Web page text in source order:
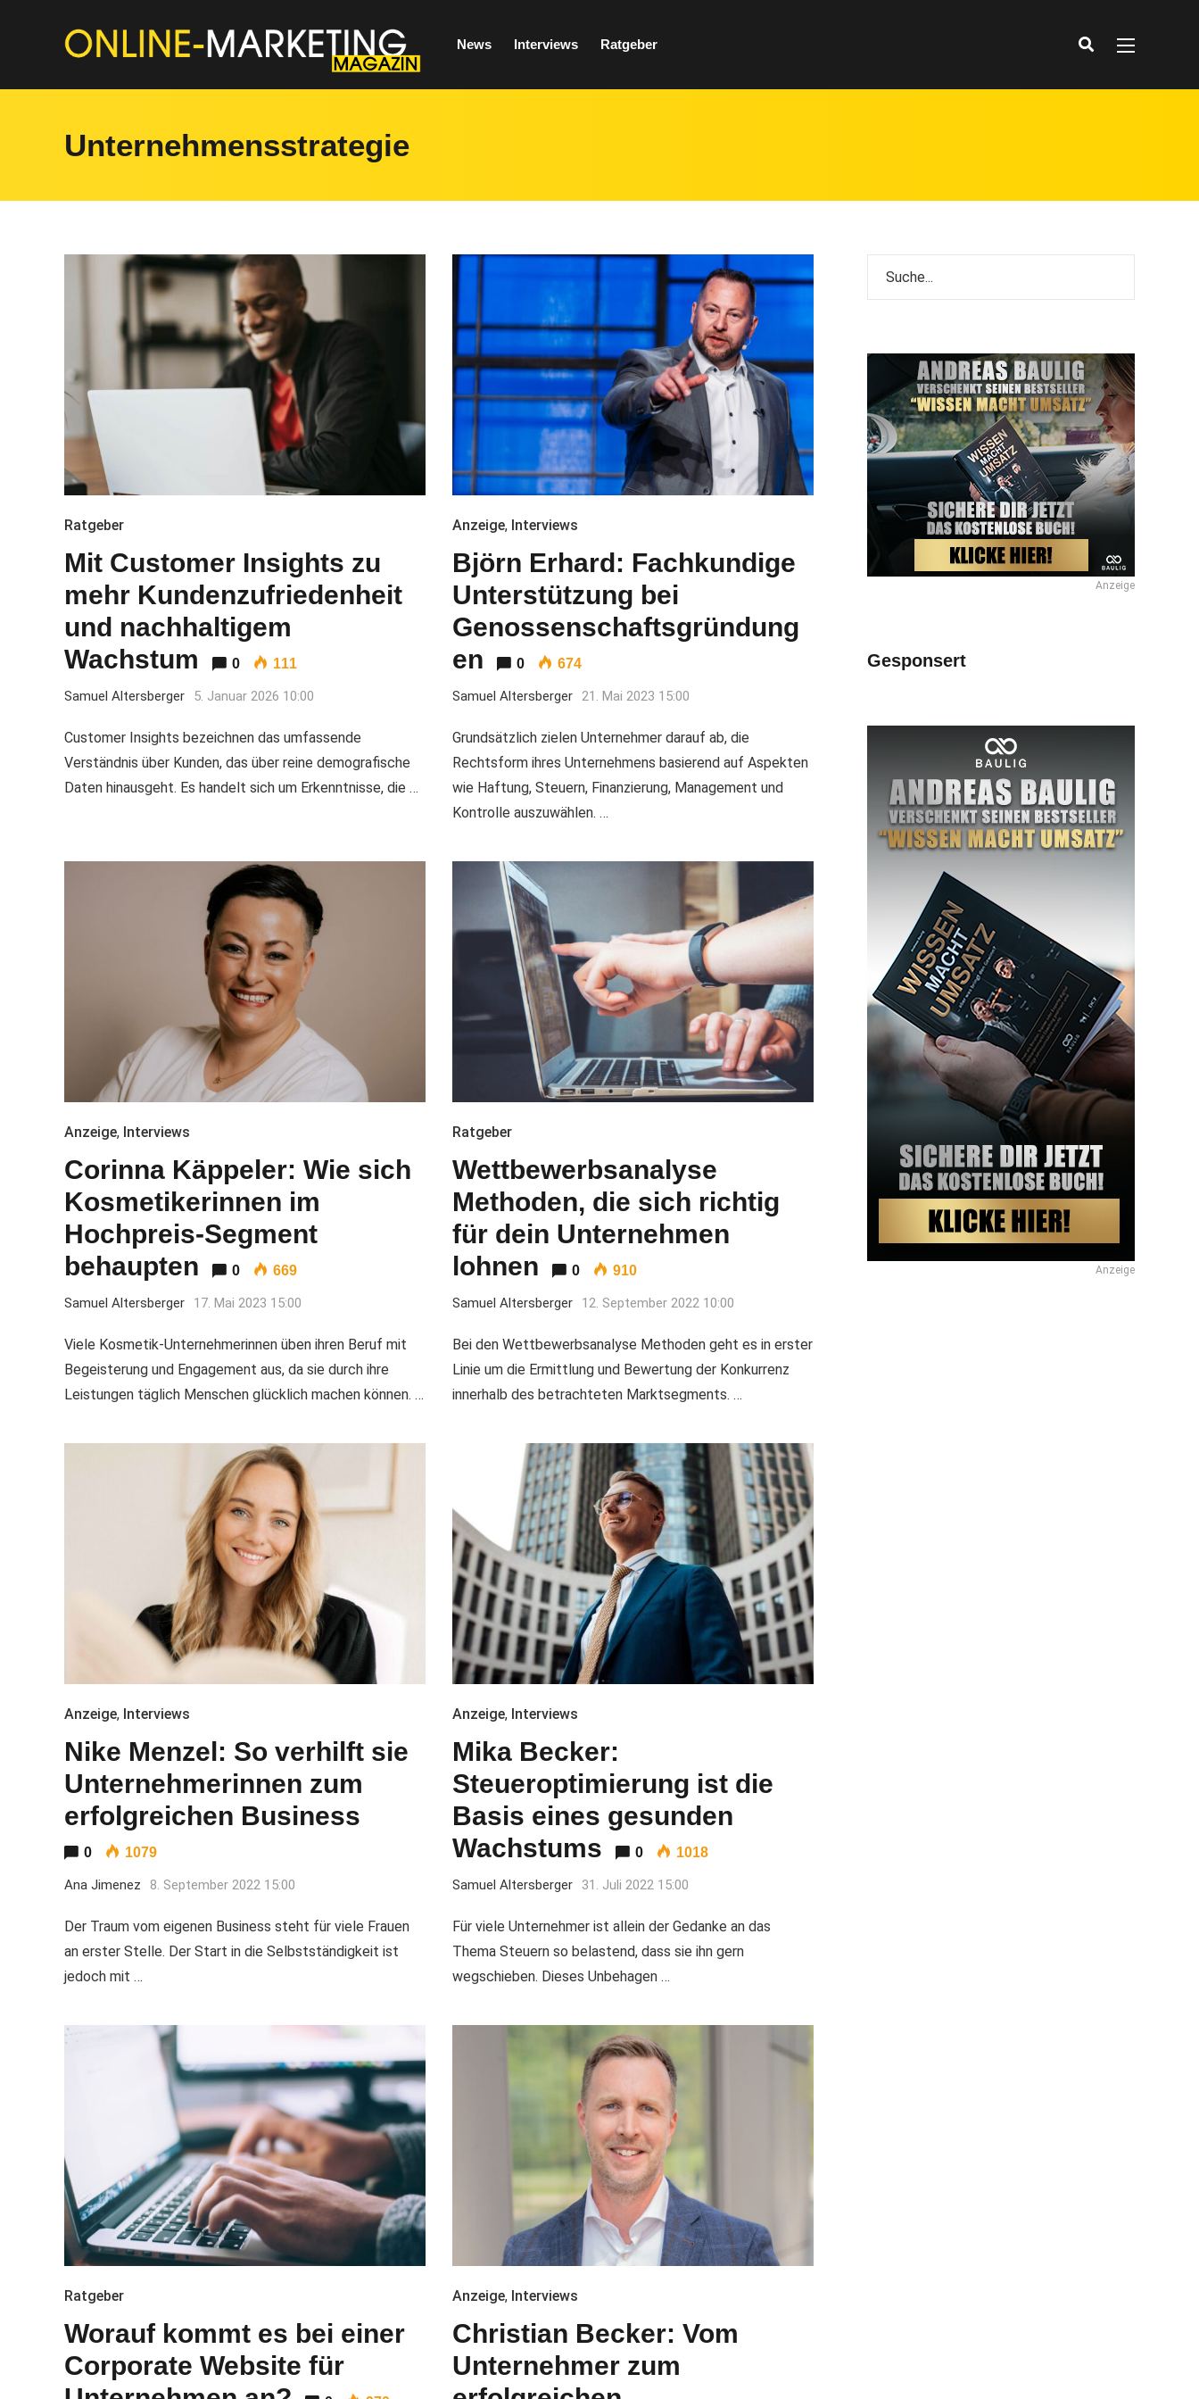
News Interviews Ratgeber
Unternehmensstrategie
Ratgeber
Mit Customer Insights zu
mehr Kundenzufriedenheit
und nachhaltigem
Wachstum
0 111
Samuel Altersberger 5. Januar 2026 10:00
Customer Insights bezeichnen das umfassende
Verständnis über Kunden, das über reine demografische
Daten hinausgeht. Es handelt sich um Erkenntnisse, die …
Anzeige, Interviews
Björn Erhard: Fachkundige
Unterstützung bei
Genossenschaftsgründung
en
0 674
Samuel Altersberger 21. Mai 2023 15:00
Grundsätzlich zielen Unternehmer darauf ab, die
Rechtsform ihres Unternehmens basierend auf Aspekten
wie Haftung, Steuern, Finanzierung, Management und
Kontrolle auszuwählen. …
Anzeige, Interviews
Corinna Käppeler: Wie sich
Kosmetikerinnen im
Hochpreis-Segment
behaupten
0 669
Samuel Altersberger 17. Mai 2023 15:00
Viele Kosmetik-Unternehmerinnen üben ihren Beruf mit
Begeisterung und Engagement aus, da sie durch ihre
Leistungen täglich Menschen glücklich machen können. …
Ratgeber
Wettbewerbsanalyse
Methoden, die sich richtig
für dein Unternehmen
lohnen
0 910
Samuel Altersberger 12. September 2022 10:00
Bei den Wettbewerbsanalyse Methoden geht es in erster
Linie um die Ermittlung und Bewertung der Konkurrenz
innerhalb des betrachteten Marktsegments. …
Anzeige, Interviews
Nike Menzel: So verhilft sie
Unternehmerinnen zum
erfolgreichen Business
0 1079
Ana Jimenez 8. September 2022 15:00
Der Traum vom eigenen Business steht für viele Frauen
an erster Stelle. Der Start in die Selbstständigkeit ist
jedoch mit …
Anzeige, Interviews
Mika Becker:
Steueroptimierung ist die
Basis eines gesunden
Wachstums
0 1018
Samuel Altersberger 31. Juli 2022 15:00
Für viele Unternehmer ist allein der Gedanke an das
Thema Steuern so belastend, dass sie ihn gern
wegschieben. Dieses Unbehagen …
Ratgeber
Worauf kommt es bei einer
Corporate Website für
Anzeige, Interviews
Christian Becker: Vom
Unternehmer zum
Anzeige
Gesponsert
Anzeige